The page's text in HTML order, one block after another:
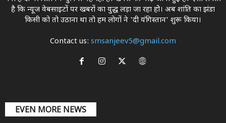
है कि न्यूज वेबसाइटों पर खबरों का युद्ध लड़ा जा रहा होे। अब शांति का झंडा
किसी को तो उठाना था ताे हम लोगों ने 'दी यंगिस्तान' शुरू किया।
Contact us: smsanjeev5@gmail.com
EVEN MORE NEWS